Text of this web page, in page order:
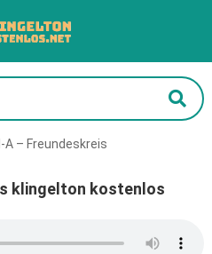
A – Freundeskreis
klingelton kostenlos